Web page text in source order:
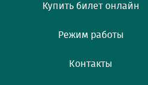
Купить билет онлайн
Режим работы
Контакты